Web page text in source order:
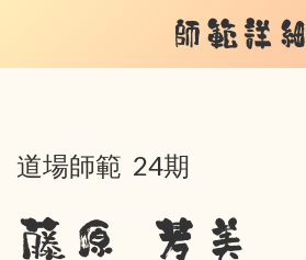
師範詳細
道場師範 24期
藤原 芳美